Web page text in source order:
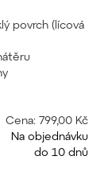
povrch (lícová
Cena: 799,00 Kč
Na objednávku
do 10 dnů